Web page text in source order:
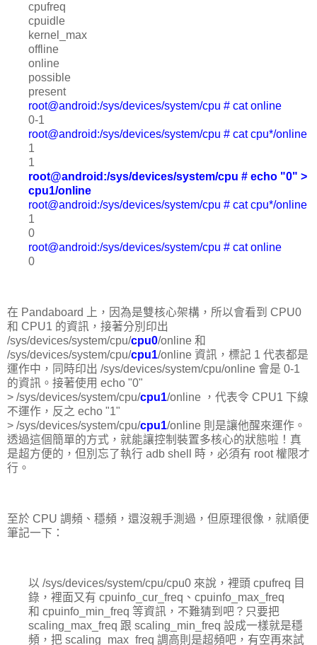
cpufreq
cpuidle
kernel_max
offline
online
possible
present
root@android:/sys/devices/system/cpu # cat online
0-1
root@android:/sys/devices/system/cpu # cat cpu*/online
1
1
root@android:/sys/devices/system/cpu # echo "0" >
cpu1/online
root@android:/sys/devices/system/cpu # cat cpu*/online
1
0
root@android:/sys/devices/system/cpu # cat online
0
在 Pandaboard 上，因為是雙核心架構，所以會看到 CPU0
和 CPU1 的資訊，接著分別印出
/sys/devices/system/cpu/cpu0/online 和
/sys/devices/system/cpu/cpu1/online 資訊，標記 1 代表都是
運作中，同時印出 /sys/devices/system/cpu/online 會是 0-1
的資訊。接著使用 echo "0"
> /sys/devices/system/cpu/cpu1/online ，代表令 CPU1 下線
不運作，反之 echo "1"
> /sys/devices/system/cpu/cpu1/online 則是讓他醒來運作。
透過這個簡單的方式，就能讓控制裝置多核心的狀態啦！真
是超方便的，但別忘了執行 adb shell 時，必須有 root 權限才
行。
至於 CPU 調頻、穩頻，還沒親手測過，但原理很像，就順便
筆記一下：
以 /sys/devices/system/cpu/cpu0 來說，裡頭 cpufreq 目
錄，裡面又有 cpuinfo_cur_freq、cpuinfo_max_freq
和 cpuinfo_min_freq 等資訊，不難猜到吧？只要把
scaling_max_freq 跟 scaling_min_freq 設成一樣就是穩
頻，把 scaling_max_freq 調高則是超頻吧，有空再來試